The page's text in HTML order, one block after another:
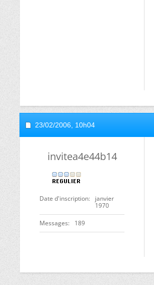
23/02/2006, 10h04
invitea4e44b14
Date d'inscription
janvier
1970
Messages 189